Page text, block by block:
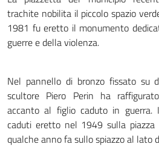
trachite nobilita il piccolo spazio
1981 fu eretto il monumento
guerre e della violenza.
Nel pannello di bronzo fissato su
scultore Piero Perin ha
accanto al figlio caduto in guerra.
caduti eretto nel 1949 sulla
qualche anno fa sullo spiazzo al lato